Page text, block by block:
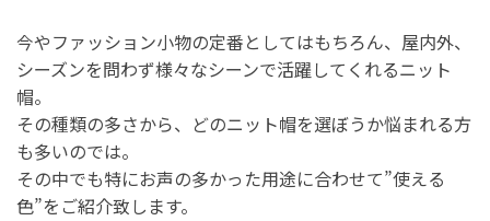
今やファッション小物の定番としてはもちろん、屋内外、
シーズンを問わず様々なシーンで活躍してくれるニット
帽。
その種類の多さから、どのニット帽を選ぼうか悩まれる方
も多いのでは。
その中でも特にお声の多かった用途に合わせて”使える
色”をご紹介致します。